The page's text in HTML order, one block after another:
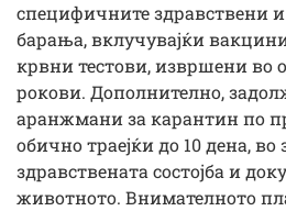
специфичните здравствени
барања, вклучувајќи
крвни тестови, извршени во
рокови. Дополнително,
аранжмани за карантин по
обично траејќи до 10 дена, во
здравствената состојба и
животното. Внимателното